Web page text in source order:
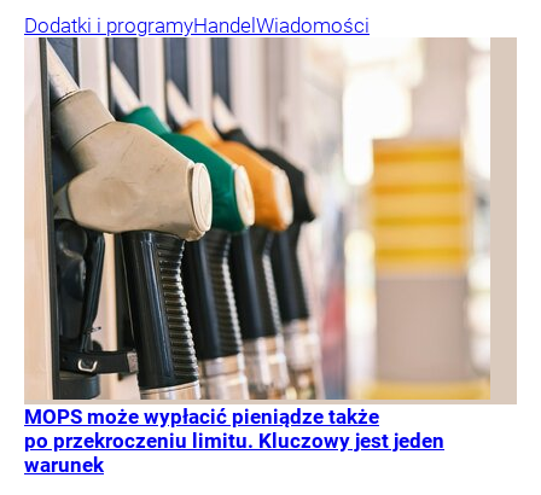
Dodatki i programyHandelWiadomości
MOPS może wypłacić pieniądze także
po przekroczeniu limitu. Kluczowy jest jeden
warunek